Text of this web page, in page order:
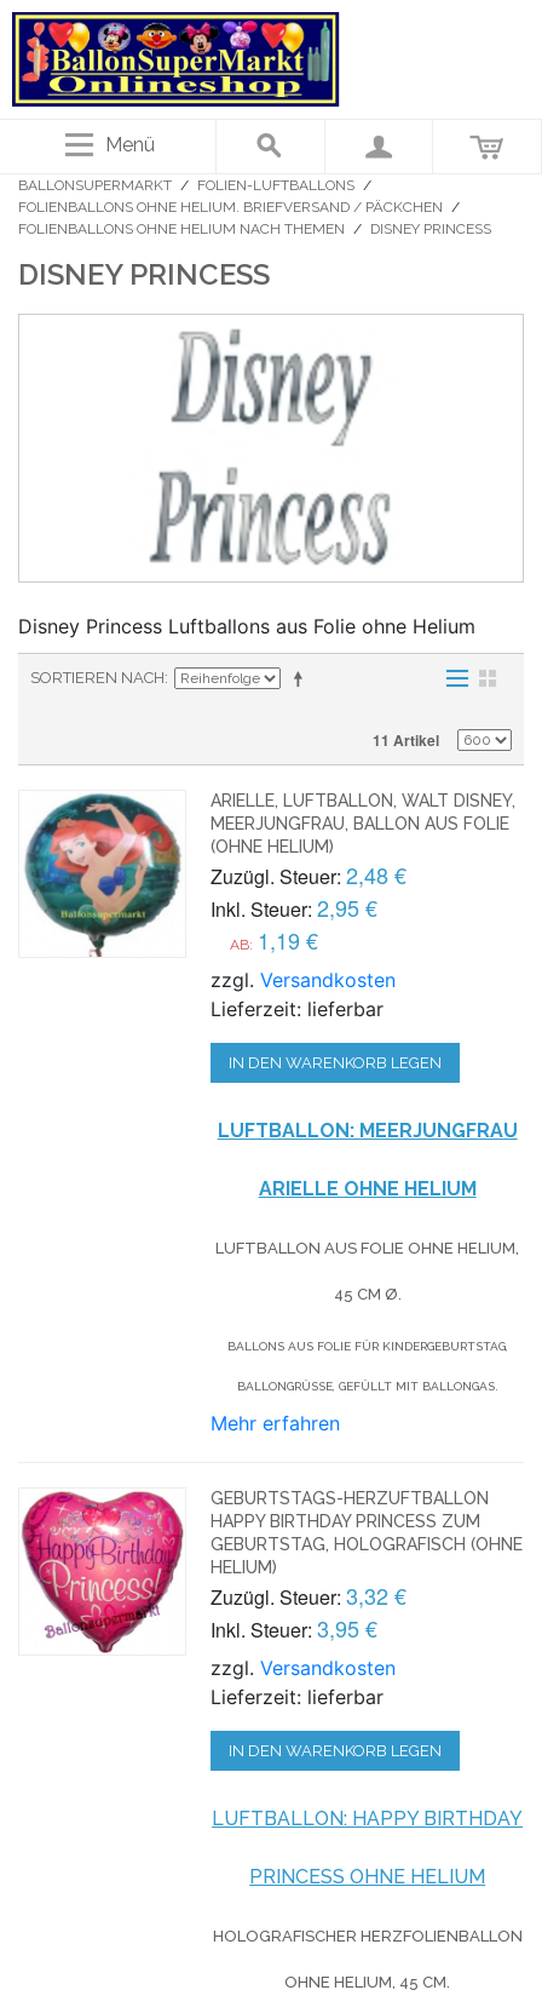
Menü
BALLONSUPERMARKT / FOLIEN-LUFTBALLONS /
FOLIENBALLONS OHNE HELIUM. BRIEFVERSAND / PÄCKCHEN /
FOLIENBALLONS OHNE HELIUM NACH THEMEN / DISNEY PRINCESS
DISNEY PRINCESS
Disney Princess Luftballons aus Folie ohne Helium
SORTIEREN NACH
11 Artikel
ARIELLE, LUFTBALLON, WALT DISNEY,
MEERJUNGFRAU, BALLON AUS FOLIE
(OHNE HELIUM)
Zuzügl. Steuer: 2,48 €
Inkl. Steuer: 2,95 €
AB: 1,19 €
zzgl.Versandkosten
Lieferzeit: lieferbar
IN DEN WARENKORB LEGEN
LUFTBALLON: MEERJUNGFRAU
ARIELLE OHNE HELIUM
LUFTBALLON AUS FOLIE OHNE HELIUM,
45 CM Ø.
BALLONS AUS FOLIE FÜR KINDERGEBURTSTAG,
BALLONGRÜSSE, GEFÜLLT MIT BALLONGAS.
Mehr erfahren
GEBURTSTAGS-HERZUFTBALLON
HAPPY BIRTHDAY PRINCESS ZUM
GEBURTSTAG, HOLOGRAFISCH (OHNE
HELIUM)
Zuzügl. Steuer: 3,32 €
Inkl. Steuer: 3,95 €
zzgl.Versandkosten
Lieferzeit: lieferbar
IN DEN WARENKORB LEGEN
LUFTBALLON: HAPPY BIRTHDAY
PRINCESS OHNE HELIUM
HOLOGRAFISCHER HERZFOLIENBALLON
OHNE HELIUM, 45 CM.